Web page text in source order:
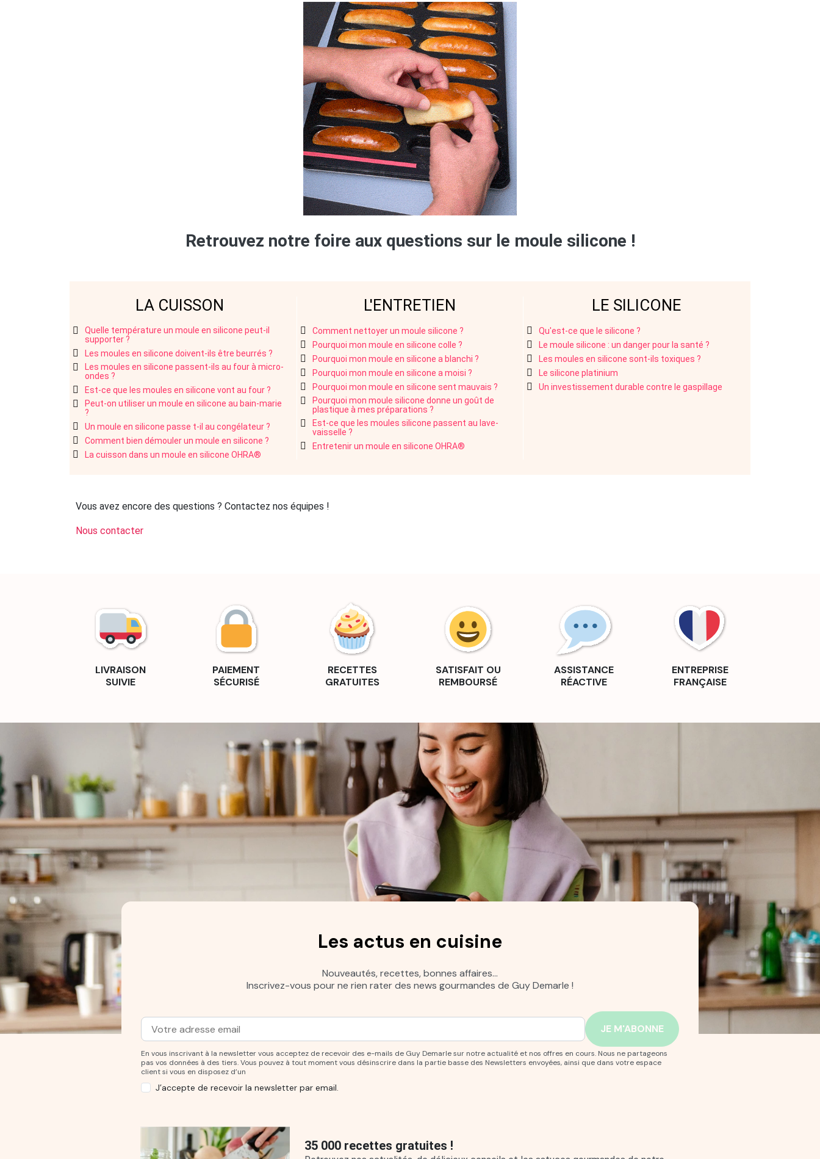
Retrouvez notre foire aux questions sur le moule silicone !
LA CUISSON
Quelle température un moule en silicone peut-il
supporter ?
Les moules en silicone doivent-ils être beurrés ?
Les moules en silicone passent-ils au four à micro-
ondes ?
Est-ce que les moules en silicone vont au four ?
Peut-on utiliser un moule en silicone au bain-marie
?
Un moule en silicone passe t-il au congélateur ?
Comment bien démouler un moule en silicone ?
La cuisson dans un moule en silicone OHRA®
L'ENTRETIEN
Comment nettoyer un moule silicone ?
Pourquoi mon moule en silicone colle ?
Pourquoi mon moule en silicone a blanchi ?
Pourquoi mon moule en silicone a moisi ?
Pourquoi mon moule en silicone sent mauvais ?
Pourquoi mon moule silicone donne un goût de
plastique à mes préparations ?
Est-ce que les moules silicone passent au lave-
vaisselle ?
Entretenir un moule en silicone OHRA®
LE SILICONE
Qu'est-ce que le silicone ?
Le moule silicone : un danger pour la santé ?
Les moules en silicone sont-ils toxiques ?
Le silicone platinium
Un investissement durable contre le gaspillage
Vous avez encore des questions ? Contactez nos équipes !
Nous contacter
LIVRAISON
SUIVIE
PAIEMENT
SÉCURISÉ
RECETTES
GRATUITES
SATISFAIT OU
REMBOURSÉ
ASSISTANCE
RÉACTIVE
ENTREPRISE
FRANÇAISE
Les actus en cuisine
Nouveautés, recettes, bonnes affaires…
Inscrivez-vous pour ne rien rater des news gourmandes de Guy Demarle !
Adresse mail
Entrez votre adresse mail pour vous abonner à notre newsletter.
En vous inscrivant à la newsletter vous acceptez de recevoir des e-mails de Guy Demarle sur notre actualité et nos offres en cours. Nous ne partageons
pas vos données à des tiers. Vous pouvez à tout moment vous désinscrire dans la partie basse des Newsletters envoyées, ainsi que dans votre espace
client si vous en disposez d’un
J’accepte de recevoir la newsletter par email.
35 000 recettes gratuites !